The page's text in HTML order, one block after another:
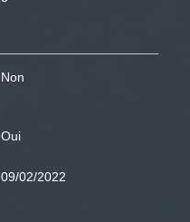
Non
Oui
09/02/2022